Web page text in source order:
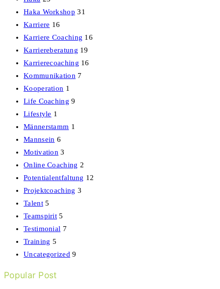
Haka Workshop 31
Karriere 16
Karriere Coaching 16
Karriereberatung 19
Karrierecoaching 16
Kommunikation 7
Kooperation 1
Life Coaching 9
Lifestyle 1
Männerstamm 1
Mannsein 6
Motivation 3
Online Coaching 2
Potentialentfaltung 12
Projektcoaching 3
Talent 5
Teamspirit 5
Testimonial 7
Training 5
Uncategorized 9
Popular Post